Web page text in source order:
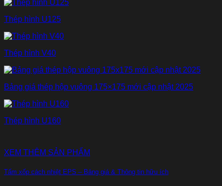
Thép hình U125
Thép hình V40
Bảng giá thép hộp vuông 175×175 mới cập nhật 2025
Thép hình U160
XEM THÊM SẢN PHẨM
Tấm xốp cách nhiệt EPS – Bảng giá & Thông tin hữu ích